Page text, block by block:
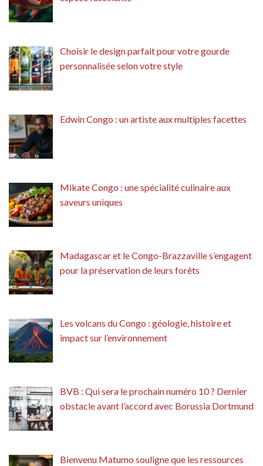
Choisir le design parfait pour votre gourde
personnalisée selon votre style
Edwin Congo : un artiste aux multiples facettes
Mikate Congo : une spécialité culinaire aux
saveurs uniques
Madagascar et le Congo-Brazzaville s’engagent
pour la préservation de leurs forêts
Les volcans du Congo : géologie, histoire et
impact sur l’environnement
BVB : Qui sera le prochain numéro 10 ? Dernier
obstacle avant l’accord avec Borussia Dortmund
Bienvenu Matumo souligne que les ressources